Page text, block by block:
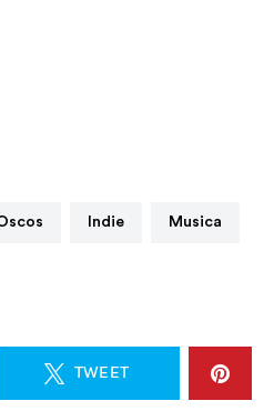
Oscos Indie Musica
TWEET